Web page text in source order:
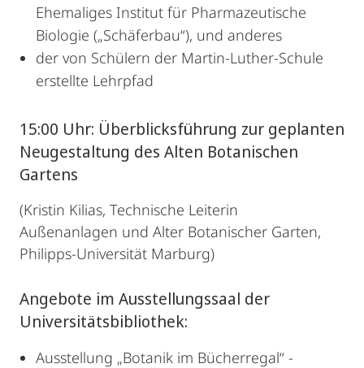
Ehemaliges Institut für Pharmazeutische
Biologie („Schäferbau“), und anderes
der von Schülern der Martin-Luther-Schule
erstellte Lehrpfad
15:00 Uhr: Überblicksführung zur geplanten
Neugestaltung des Alten Botanischen
Gartens
(Kristin Kilias, Technische Leiterin
Außenanlagen und Alter Botanischer Garten,
Philipps-Universität Marburg)
Angebote im Ausstellungssaal der
Universitätsbibliothek:
Ausstellung „Botanik im Bücherregal“ -